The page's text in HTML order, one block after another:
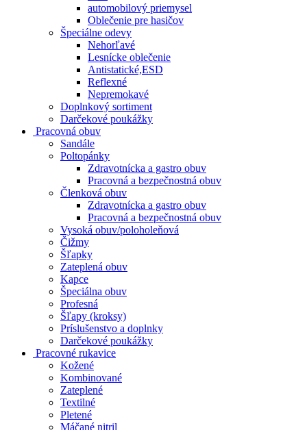
automobilový priemysel
Oblečenie pre hasičov
Špeciálne odevy
Nehorľavé
Lesnícke oblečenie
Antistatické,ESD
Reflexné
Nepremokavé
Doplnkový sortiment
Darčekové poukážky
Pracovná obuv
Sandále
Poltopánky
Zdravotnícka a gastro obuv
Pracovná a bezpečnostná obuv
Členková obuv
Zdravotnícka a gastro obuv
Pracovná a bezpečnostná obuv
Vysoká obuv/poloholeňová
Čižmy
Šľapky
Zateplená obuv
Kapce
Špeciálna obuv
Profesná
Šľapy (kroksy)
Príslušenstvo a doplnky
Darčekové poukážky
Pracovné rukavice
Kožené
Kombinované
Zateplené
Textilné
Pletené
Máčané nitril